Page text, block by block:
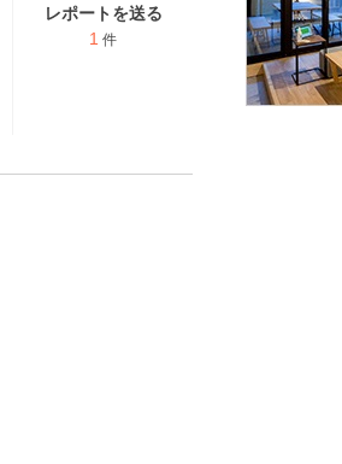
レポートを送る
1 件